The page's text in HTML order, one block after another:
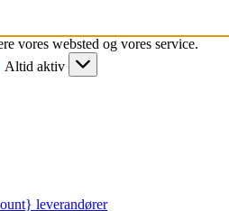
vores websted og vores service.
Funktionsdygtige-
cookies
Altid aktiv
leverandører